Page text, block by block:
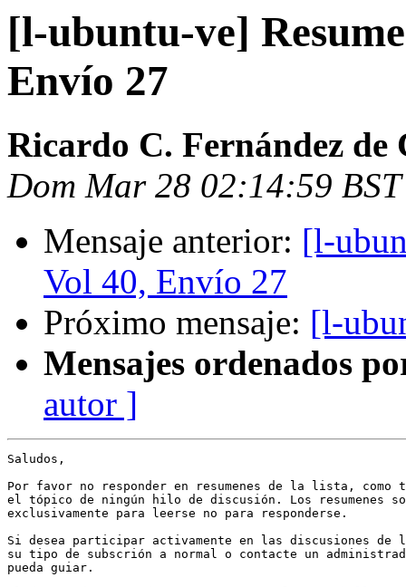
[l-ubuntu-ve]
Envío 27
Ricardo C. Fernández de
Dom Mar 28 02:14:59
Mensaje anterior: [l-
Vol 40, Envío 27
Próximo mensaje: [l-
Mensajes ordenados
autor ]
Saludos,
Por favor no responder en resumenes de la lista, como
el tópico de ningún hilo de discusión. Los resumenes
exclusivamente para leerse no para responderse.
Si desea participar activamente en las discusiones de
su tipo de subscrión a normal o contacte un
pueda guiar.